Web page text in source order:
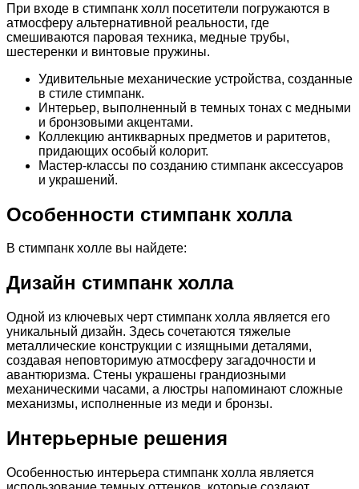
При входе в стимпанк холл посетители погружаются в
атмосферу альтернативной реальности, где
смешиваются паровая техника, медные трубы,
шестеренки и винтовые пружины.
Удивительные механические устройства, созданные
в стиле стимпанк.
Интерьер, выполненный в темных тонах с медными
и бронзовыми акцентами.
Коллекцию антикварных предметов и раритетов,
придающих особый колорит.
Мастер-классы по созданию стимпанк аксессуаров
и украшений.
Особенности стимпанк холла
В стимпанк холле вы найдете:
Дизайн стимпанк холла
Одной из ключевых черт стимпанк холла является его
уникальный дизайн. Здесь сочетаются тяжелые
металлические конструкции с изящными деталями,
создавая неповторимую атмосферу загадочности и
авантюризма. Стены украшены грандиозными
механическими часами, а люстры напоминают сложные
механизмы, исполненные из меди и бронзы.
Интерьерные решения
Особенностью интерьера стимпанк холла является